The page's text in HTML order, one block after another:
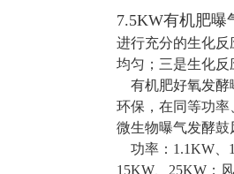
7.5KW有机肥曝
进行充分的生化
均匀；三是生化
有机肥好氧发酵
环保，在同等功
微生物曝气发酵鼓
功率： 1.1KW、
15KW、25KW；